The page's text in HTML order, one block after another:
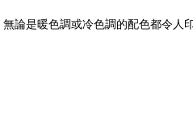
論是暖色調或冷色調的配色都令人